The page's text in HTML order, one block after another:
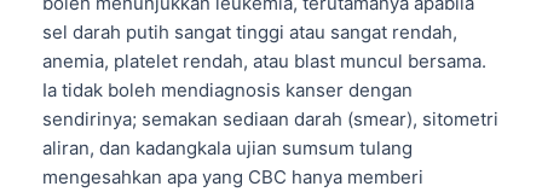
sel darah putih sangat tinggi atau sangat rendah,
anemia, platelet rendah, atau blast muncul bersama.
Ia tidak boleh mendiagnosis kanser dengan
sendirinya; semakan sediaan darah (smear), sitometri
aliran, dan kadangkala ujian sumsum tulang
mengesahkan apa yang CBC hanya memberi